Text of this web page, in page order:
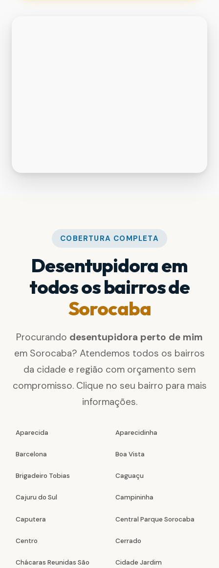
COBERTURA COMPLETA
Desentupidora em
todos os bairros de
Sorocaba
Procurando desentupidora perto de mim
em Sorocaba? Atendemos todos os bairros
da cidade e região com orçamento sem
compromisso. Clique no seu bairro para mais
informações.
Aparecida Aparecidinha
Barcelona Boa Vista
Brigadeiro Tobias Caguaçu
Cajuru do Sul Campininha
Caputera Central Parque Sorocaba
Centro Cerrado
Chácaras Reunidas São Cidade Jardim